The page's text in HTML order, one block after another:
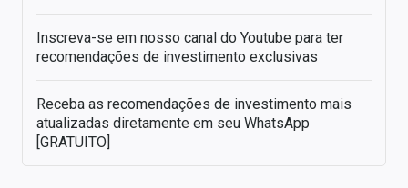
Inscreva-se em nosso canal do Youtube para ter
recomendações de investimento exclusivas
Receba as recomendações de investimento mais
atualizadas diretamente em seu WhatsApp
[GRATUITO]